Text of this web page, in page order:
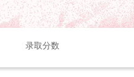
录取分数